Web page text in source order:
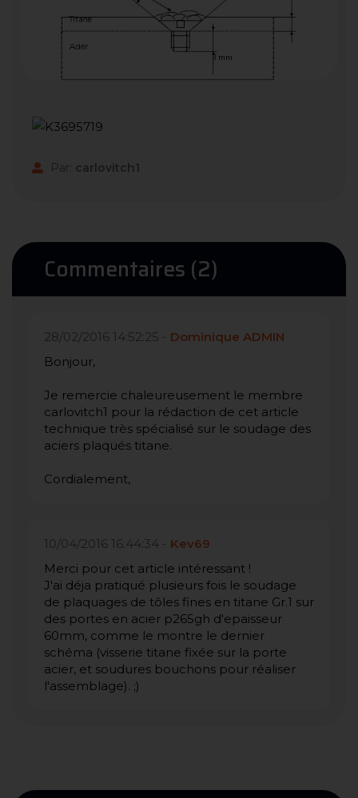
Par: carlovitch1
Commentaires (2)
28/02/2016 14:52:25 - Dominique ADMIN
Bonjour,
Je remercie chaleureusement le membre
carlovitch1 pour la rédaction de cet article
technique très spécialisé sur le soudage des
aciers plaqués titane.
Cordialement,
10/04/2016 16:44:34 - Kev69
Merci pour cet article intéressant !
J'ai déja pratiqué plusieurs fois le soudage
de plaquages de tôles fines en titane Gr.1 sur
des portes en acier p265gh d'epaisseur
60mm, comme le montre le dernier
schéma (visserie titane fixée sur la porte
acier, et soudures bouchons pour réaliser
l'assemblage). ;)